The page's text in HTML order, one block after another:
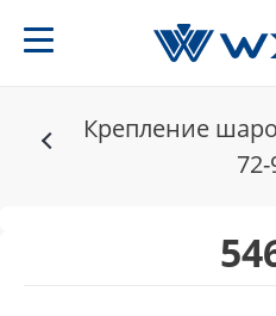
Крепление
72-